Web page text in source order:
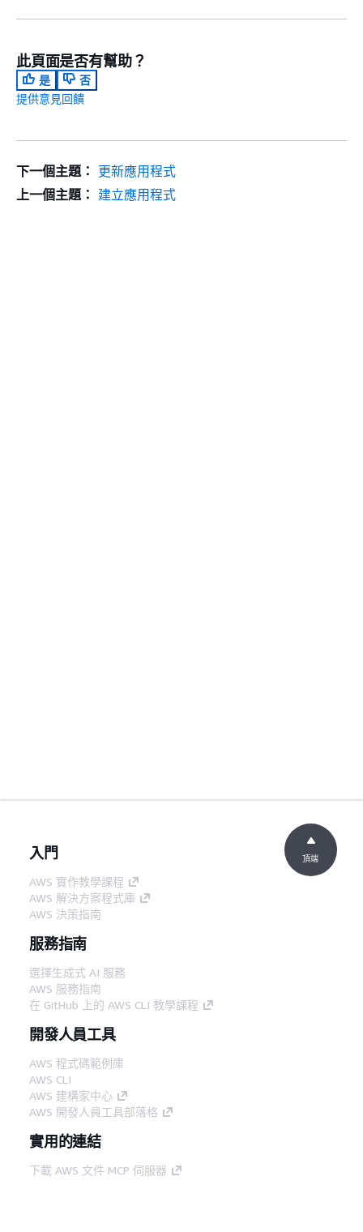
此頁面是否有幫助？
是
否
提供意見回饋
下一個主題： 更新應用程式
上一個主題： 建立應用程式
入門
AWS 實作教學課程
AWS 解決方案程式庫
AWS 決策指南
服務指南
選擇生成式 AI 服務
AWS 服務指南
在 GitHub 上的 AWS CLI 教學課程
開發人員工具
AWS 程式碼範例庫
AWS CLI
AWS 建構家中心
AWS 開發人員工具部落格
實用的連結
下載 AWS 文件 MCP 伺服器
頂端